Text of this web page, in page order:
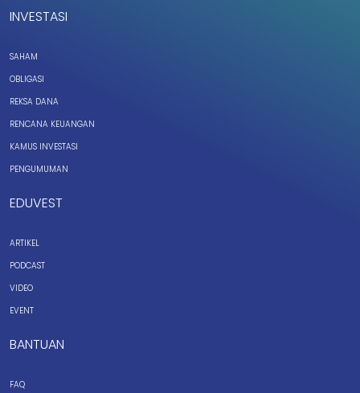
INVESTASI
SAHAM
OBLIGASI
REKSA DANA
RENCANA KEUANGAN
KAMUS INVESTASI
PENGUMUMAN
EDUVEST
ARTIKEL
PODCAST
VIDEO
EVENT
BANTUAN
FAQ